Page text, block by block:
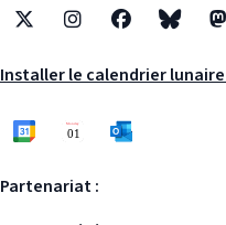
X InstagramFacebookBluesky
Installer le calendrier
Partenariat :